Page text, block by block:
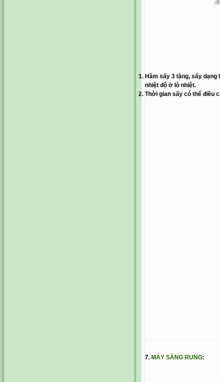
Hầm sấy 3 tầng, sấy
nhiệt độ ở lò nhiệt.
Thời gian sấy có thể điều
7. MÁY SÀNG RUNG: